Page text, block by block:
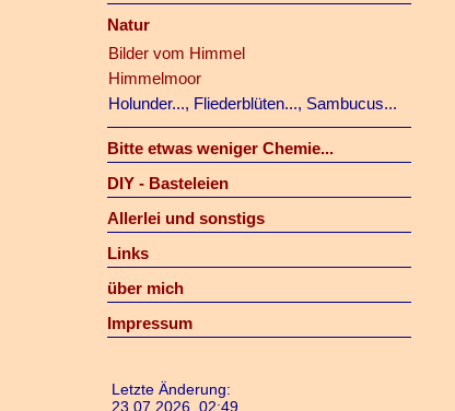
Natur
Bilder vom Himmel
Himmelmoor
Holunder..., Fliederblüten..., Sambucus...
Bitte etwas weniger Chemie...
DIY - Basteleien
Allerlei und sonstigs
Links
über mich
Impressum
Letzte Änderung:
23.07.2026, 02:49